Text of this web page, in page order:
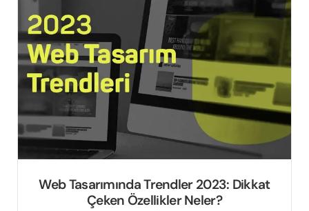
Web Tasarımında Trendler 2023: Dikkat
Çeken Özellikler Neler?